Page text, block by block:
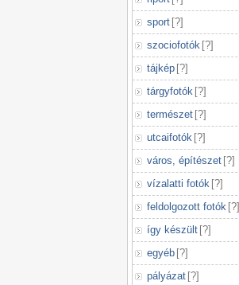
sport [?]
szociofotók [?]
tájkép [?]
tárgyfotók [?]
természet [?]
utcaifotók [?]
város, építészet [?]
vízalatti fotók [?]
feldolgozott fotók [?]
így készült [?]
egyéb [?]
pályázat [?]